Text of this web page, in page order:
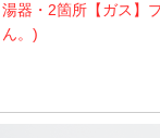
湯器・2箇所【ガス】
ん。)